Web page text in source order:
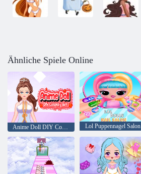
Ähnliche Spiele Online
Anime Doll DIY Cosplay Girl Lol Puppennagel Salon